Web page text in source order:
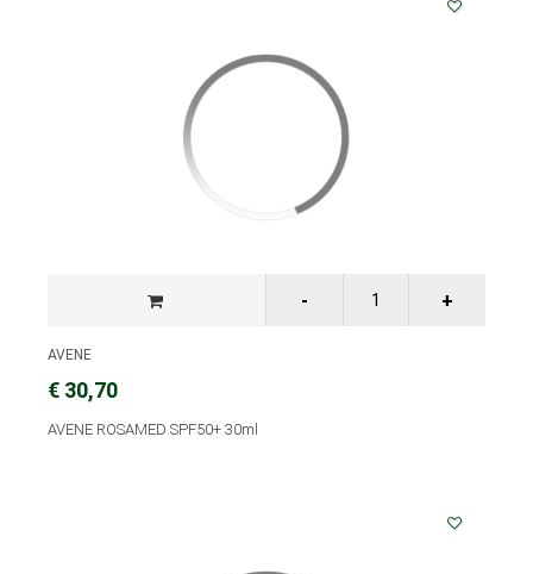
AVENE
€ 30,70
AVENE ROSAMED SPF50+ 30ml